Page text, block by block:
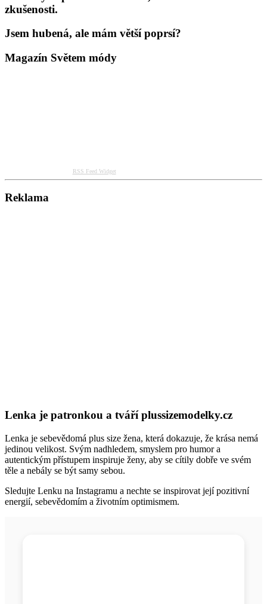
zkušenosti.
Jsem hubená, ale mám větší poprsí?
Magazín Světem módy
RSS Feed Widget
Reklama
Lenka je patronkou a tváří plussizemodelky.cz
Lenka je sebevědomá plus size žena, která dokazuje, že krása nemá
jedinou velikost. Svým nadhledem, smyslem pro humor a
autentickým přístupem inspiruje ženy, aby se cítily dobře ve svém
těle a nebály se být samy sebou.
Sledujte Lenku na Instagramu a nechte se inspirovat její pozitivní
energií, sebevědomím a životním optimismem.